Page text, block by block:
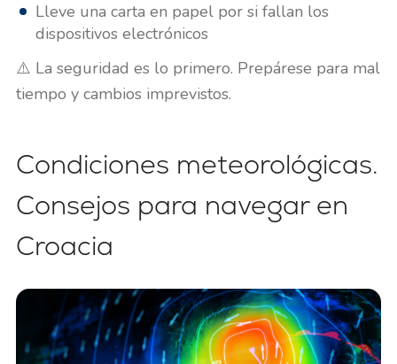
Lleve una carta en papel por si fallan los
dispositivos electrónicos
⚠️ La seguridad es lo primero. Prepárese para mal
tiempo y cambios imprevistos.
Condiciones meteorológicas.
Consejos para navegar en
Croacia